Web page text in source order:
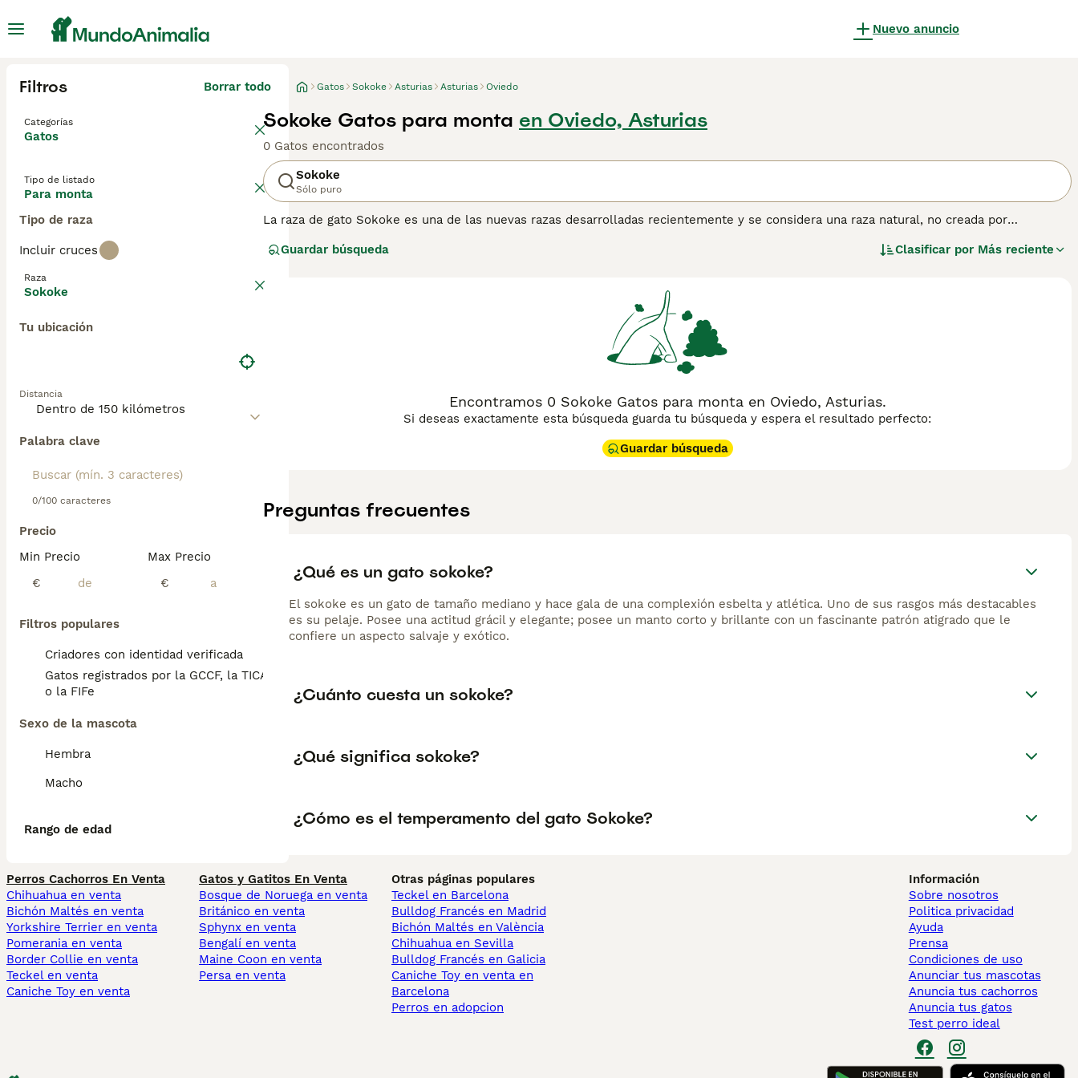
Nuevo anuncio
Filtros Borrar todo
Categorías
Gatos
Tipo de listado
Para monta
Tipo de raza
Incluir cruces
Raza
Sokoke
Tu ubicación
Distancia
Palabra clave
0/100 caracteres
Precio
Min Precio
€
Max Precio
€
Filtros populares
Criadores con identidad verificada
Gatos registrados por la GCCF, la TICA
o la FIFe
Sexo de la mascota
Hembra
Macho
Rango de edad
Gatos Sokoke Asturias Asturias Oviedo
Sokoke Gatos para monta en Oviedo, Asturias
0 Gatos encontrados
Sokoke
Sólo puro
La raza de gato Sokoke es una de las nuevas razas desarrolladas recientemente y se considera una raza natural, no creada por
Guardar búsqueda Clasificar por Más reciente
Encontramos 0 Sokoke Gatos para monta en Oviedo, Asturias.
Si deseas exactamente esta búsqueda guarda tu búsqueda y espera el resultado perfecto:
Guardar búsqueda
Preguntas frecuentes
¿Qué es un gato sokoke?
El sokoke es un gato de tamaño mediano y hace gala de una complexión esbelta y atlética. Uno de sus rasgos más destacables
es su pelaje. Posee una actitud grácil y elegante; posee un manto corto y brillante con un fascinante patrón atigrado que le
confiere un aspecto salvaje y exótico.
¿Cuánto cuesta un sokoke?
¿Qué significa sokoke?
¿Cómo es el temperamento del gato Sokoke?
Perros Cachorros En Venta
Chihuahua en venta
Bichón Maltés en venta
Yorkshire Terrier en venta
Pomerania en venta
Border Collie en venta
Teckel en venta
Caniche Toy en venta
Gatos y Gatitos En Venta
Bosque de Noruega en venta
Británico en venta
Sphynx en venta
Bengalí en venta
Maine Coon en venta
Persa en venta
Otras páginas populares
Teckel en Barcelona
Bulldog Francés en Madrid
Bichón Maltés en València
Chihuahua en Sevilla
Bulldog Francés en Galicia
Caniche Toy en venta en
Barcelona
Perros en adopcion
Información
Sobre nosotros
Politica privacidad
Ayuda
Prensa
Condiciones de uso
Anunciar tus mascotas
Anuncia tus cachorros
Anuncia tus gatos
Test perro ideal